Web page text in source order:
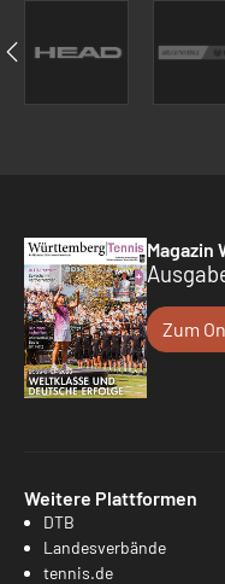
Magazin
Zum
Weitere Plattformen
DTB
Landesverbände
tennis.de